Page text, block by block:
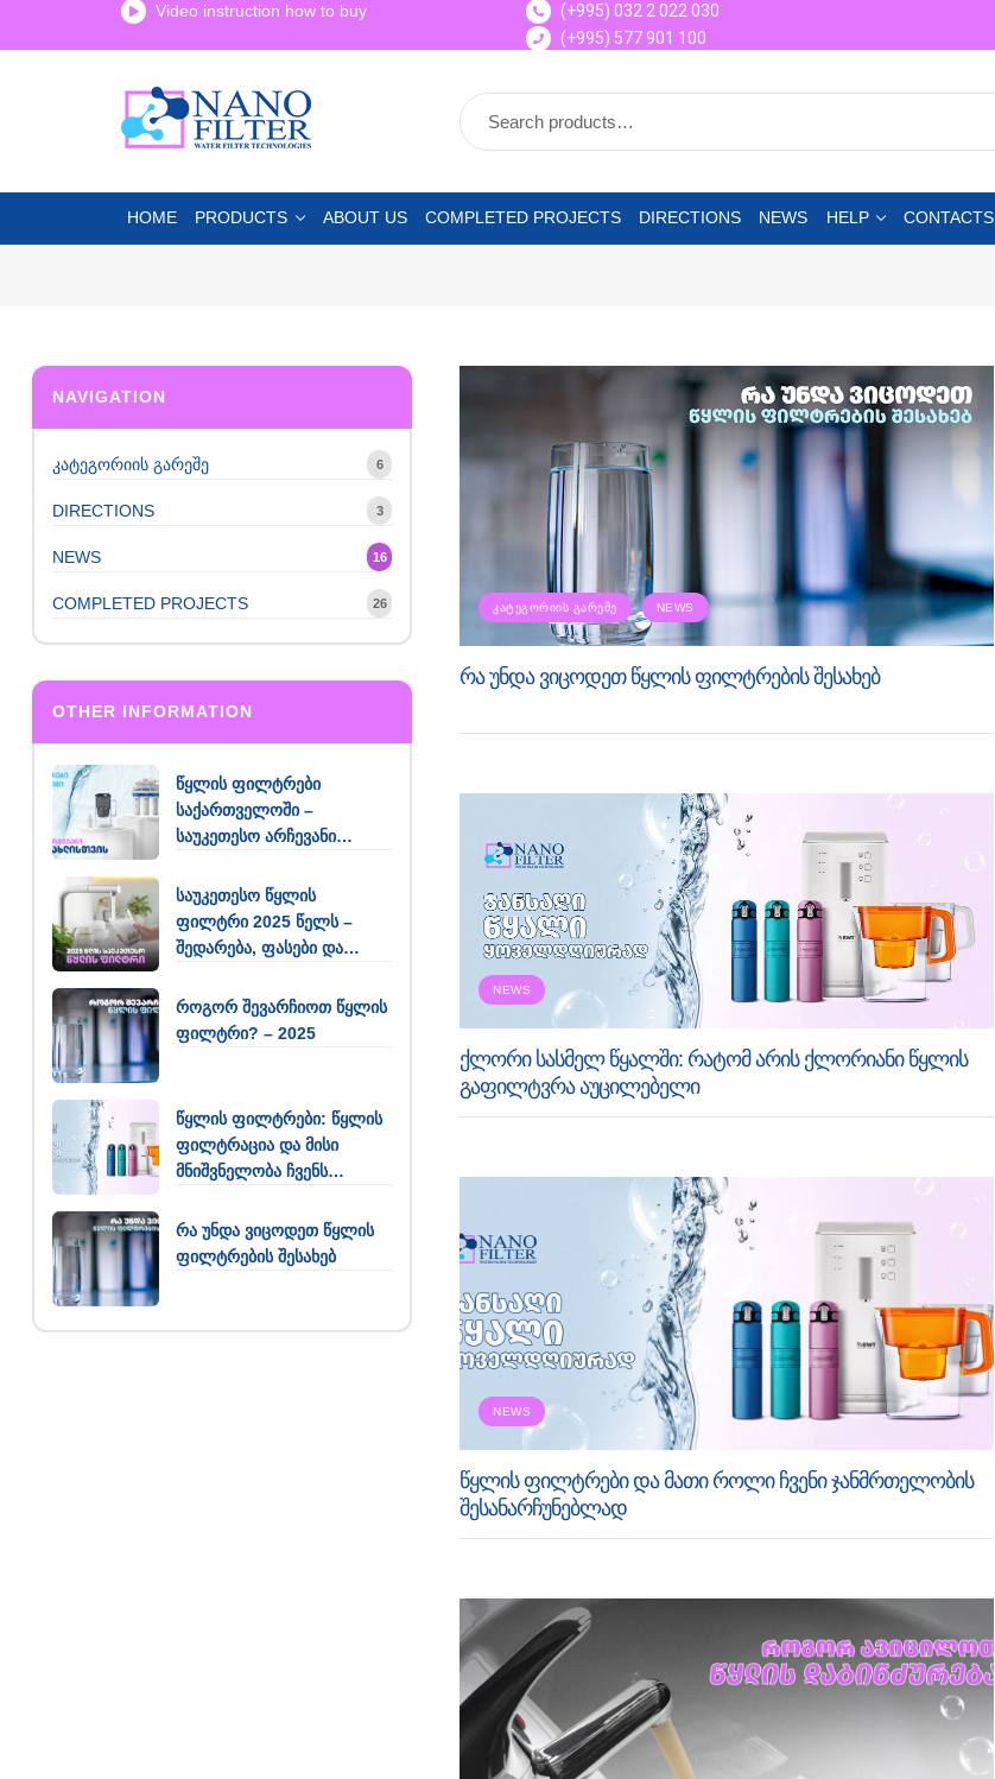
Video instruction how to buy
(+995) 032 2 022 030
(+995) 577 901 100
HOME PRODUCTS ABOUT US COMPLETED PROJECTS DIRECTIONS NEWS HELP CONTACTS
ᲙᲐᲢᲔᲒᲝᲠᲘᲘᲡ ᲒᲐᲠᲔᲨᲔ NEWS
რა უნდა ვიცოდეთ წყლის ფილტრების შესახებ
NEWS
ქლორი სასმელ წყალში: რატომ არის ქლორიანი წყლის
გაფილტვრა აუცილებელი
NEWS
წყლის ფილტრები და მათი როლი ჩვენი ჯანმრთელობის
შესანარჩუნებლად
NAVIGATION
კატეგორიის გარეშე 6
DIRECTIONS 3
NEWS 16
COMPLETED PROJECTS 26
OTHER INFORMATION
წყლის ფილტრები
საქართველოში –
საუკეთესო არჩევანი
საუკეთესო წყლის
ფილტრი 2025 წელს –
შედარება, ფასები და
როგორ შევარჩიოთ წყლის
ფილტრი? – 2025
წყლის ფილტრები: წყლის
ფილტრაცია და მისი
მნიშვნელობა ჩვენს
რა უნდა ვიცოდეთ წყლის
ფილტრების შესახებ